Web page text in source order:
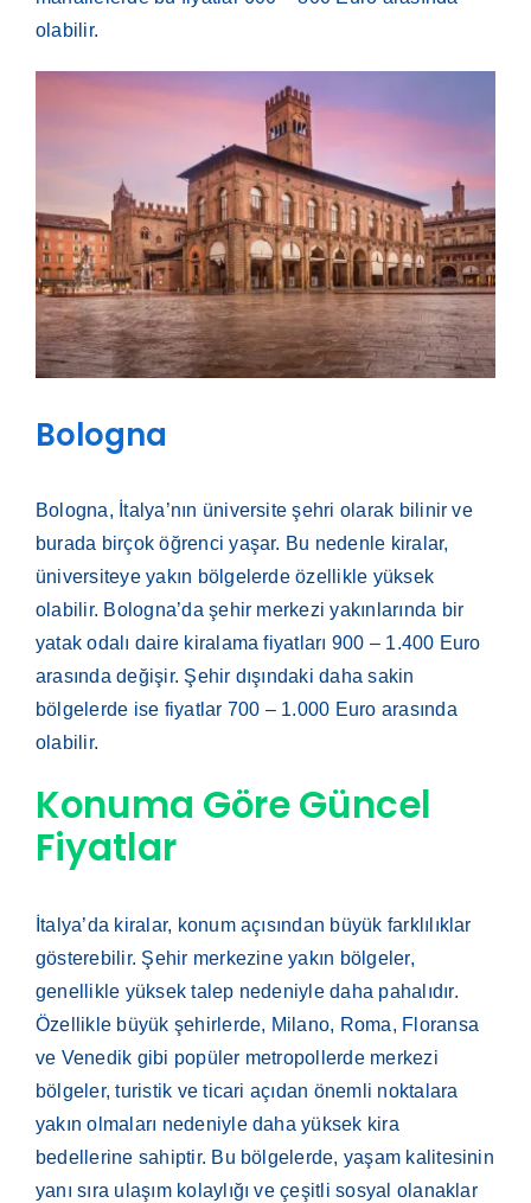
olabilir.
Bologna
Bologna, İtalya’nın üniversite şehri olarak bilinir ve
burada birçok öğrenci yaşar. Bu nedenle kiralar,
üniversiteye yakın bölgelerde özellikle yüksek
olabilir. Bologna’da şehir merkezi yakınlarında bir
yatak odalı daire kiralama fiyatları 900 – 1.400 Euro
arasında değişir. Şehir dışındaki daha sakin
bölgelerde ise fiyatlar 700 – 1.000 Euro arasında
olabilir.
Konuma Göre Güncel
Fiyatlar
İtalya’da kiralar, konum açısından büyük farklılıklar
gösterebilir. Şehir merkezine yakın bölgeler,
genellikle yüksek talep nedeniyle daha pahalıdır.
Özellikle büyük şehirlerde, Milano, Roma, Floransa
ve Venedik gibi popüler metropollerde merkezi
bölgeler, turistik ve ticari açıdan önemli noktalara
yakın olmaları nedeniyle daha yüksek kira
bedellerine sahiptir. Bu bölgelerde, yaşam kalitesinin
yanı sıra ulaşım kolaylığı ve çeşitli sosyal olanaklar